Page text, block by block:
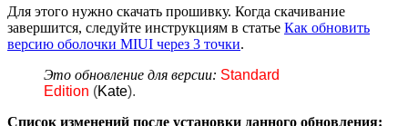
Для этого нужно скачать прошивку. Когда скачивание
завершится, следуйте инструкциям в статье Как обновить
версию оболочки MIUI через 3 точки.
Это обновление для версии: Standard
Edition (Kate).
Список изменений после установки данного обновления: